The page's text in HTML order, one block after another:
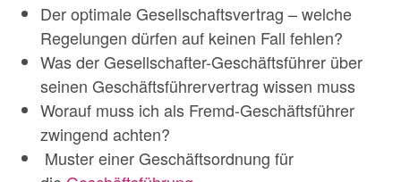
Der optimale Gesellschaftsvertrag – welche
Regelungen dürfen auf keinen Fall fehlen?
Was der Gesellschafter-Geschäftsführer über
seinen Geschäftsführervertrag wissen muss
Worauf muss ich als Fremd-Geschäftsführer
zwingend achten?
Muster einer Geschäftsordnung für